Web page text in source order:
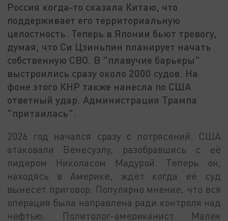
Россия когда-то сказала Китаю, что
поддерживает его территориальную
целостность. Теперь в Японии бьют тревогу,
думая, что Си Цзиньпин планирует начать
собственную СВО. В "плавучие барьеры"
выстроились сразу около 2000 судов. На
фоне этого КНР также нанесла по США
ответный удар. Администрация Трампа
"притаилась".
2026 год начался сразу с потрясений. США
атаковали Венесуэлу, разобравшись с её
лидером Николасом Мадурой. Теперь он,
находясь в Америке, ждёт когда её суд
вынесет приговор. Популярно мнение, что вся
операция была направлена ради контроля над
нефтью. Политолог-американист Малек